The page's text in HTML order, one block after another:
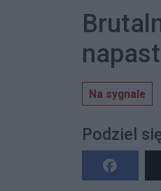
Na sygnale
Podziel